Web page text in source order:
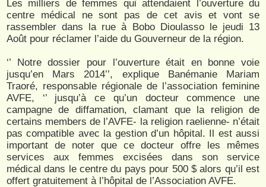
Les milliers de femmes qui attendaient l’ouverture du
centre médical ne sont pas de cet avis et vont se
rassembler dans la rue à Bobo Dioulasso le jeudi 13
Août pour réclamer l’aide du Gouverneur de la région.
‘’ Notre dossier pour l’ouverture était en bonne voie
jusqu’en Mars 2014’’, explique Banémanie Mariam
Traoré, responsable régionale de l’association feminine
AVFE, ‘’ jusqu’à ce qu’un docteur commence une
campagne de diffamation, clamant que la religion de
certains members de l’AVFE- la religion raelienne- n’était
pas compatible avec la gestion d’un hôpital. Il est aussi
important de noter que ce docteur offre les mêmes
services aux femmes excisées dans son service
médical dans le centre du pays pour 500 $ alors qu’il est
offert gratuitement à l’hôpital de l’Association AVFE.